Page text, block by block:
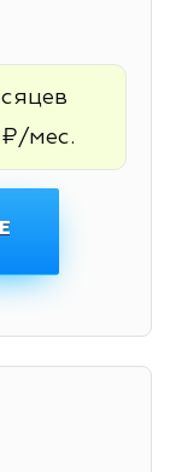
₽/мес.